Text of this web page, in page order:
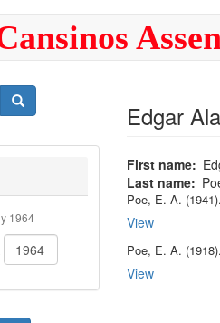
Buscar
1964
Edgar
First name
Last name
Poe, E. A. (1941).
View
Poe, E. A. (1918).
View